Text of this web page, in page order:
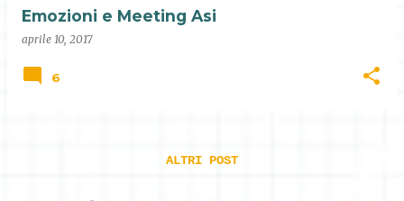
Emozioni e Meeting Asi
aprile 10, 2017
6
ALTRI POST